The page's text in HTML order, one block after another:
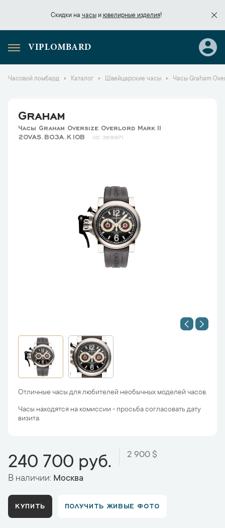
Скидки на часыи ювелирные изделия!
Скидки начасы
VIPLOMBARD
Часовой ломбард Каталог Швейцарские часы Часы Graham
Graham
Часы Graham Oversize Overlord Mark II
2OVAS.B03A.K10B
38997
Отличные часы для любителей необычных моделей часов.
Часы находятся на комиссии - просьба согласовать дату
визита.
240 700 руб. 2 900 $
В наличии: Москва
КУПИТЬ ПОЛУЧИТЬ ЖИВЫЕ ФОТО